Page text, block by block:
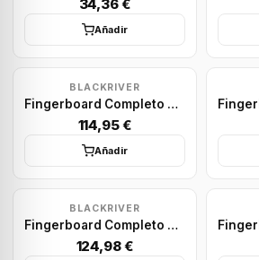
34,36 €
Añadir
BLACKRIVER
Fingerboard Completo Blackriver: X-Wide BR Mini Logo White Set 33.3mm
114,95 €
Añadir
BLACKRIVER
Fingerboard Completo Blackriver: New Skull White Set X-Wide 33.3mm
124,98 €